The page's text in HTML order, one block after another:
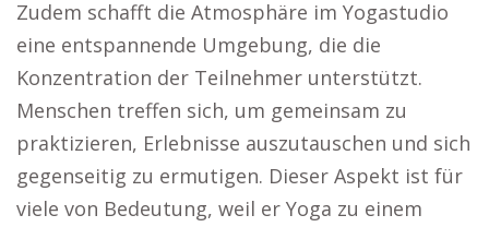
Zudem schafft die Atmosphäre im Yogastudio
eine entspannende Umgebung, die die
Konzentration der Teilnehmer unterstützt.
Menschen treffen sich, um gemeinsam zu
praktizieren, Erlebnisse auszutauschen und sich
gegenseitig zu ermutigen. Dieser Aspekt ist für
viele von Bedeutung, weil er Yoga zu einem